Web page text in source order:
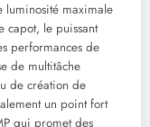
luminosité maximale
capot, le puissant
performances de
de multitâche
de création de
un point fort
qui promet des